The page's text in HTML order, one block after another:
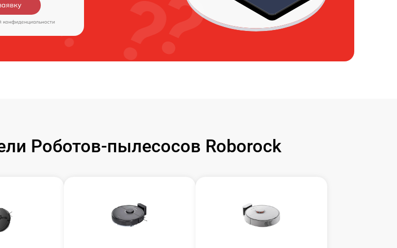
конфиденциальности
Роботов-пылесосов Roborock